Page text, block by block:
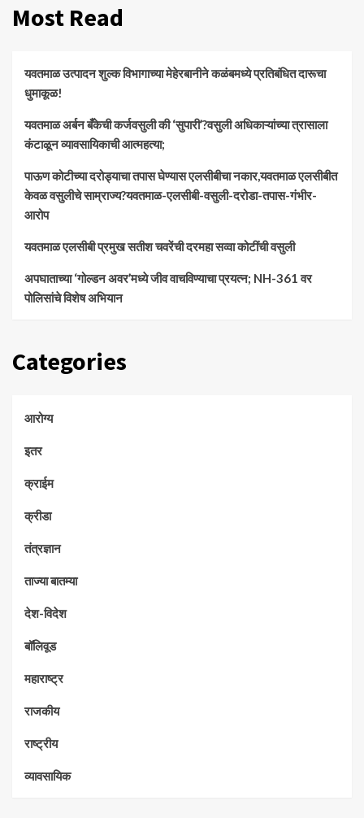
Most Read
यवतमाळ उत्पादन शुल्क विभागाच्या मेहेरबानीने कळंबमध्ये प्रतिबंधित दारूचा
धुमाकूळ!
​यवतमाळ अर्बन बँकेची कर्जवसुली की ‘सुपारी’?वसुली अधिकाऱ्यांच्या त्रासाला
कंटाळून व्यावसायिकाची आत्महत्या;
पाऊण कोटीच्या दरोड्याचा तपास घेण्यास एलसीबीचा नकार,यवतमाळ एलसीबीत
केवळ वसुलीचे साम्राज्य?यवतमाळ-एलसीबी-वसुली-दरोडा-तपास-गंभीर-
आरोप
यवतमाळ एलसीबी प्रमुख सतीश चवरेंची दरमहा सव्वा कोटींची वसुली
अपघाताच्या ‘गोल्डन अवर’मध्ये जीव वाचविण्याचा प्रयत्न; NH-361 वर
पोलिसांचे विशेष अभियान
Categories
आरोग्य
इतर
क्राईम
क्रीडा
तंत्रज्ञान
ताज्या बातम्या
देश-विदेश
बॉलिवूड
महाराष्ट्र
राजकीय
राष्ट्रीय
व्यावसायिक